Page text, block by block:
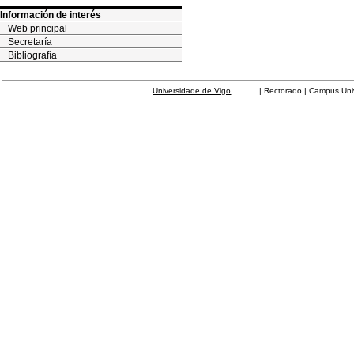
Información de interés
Web principal
Secretaría
Bibliografía
Universidade de Vigo | Rectorado | Campus